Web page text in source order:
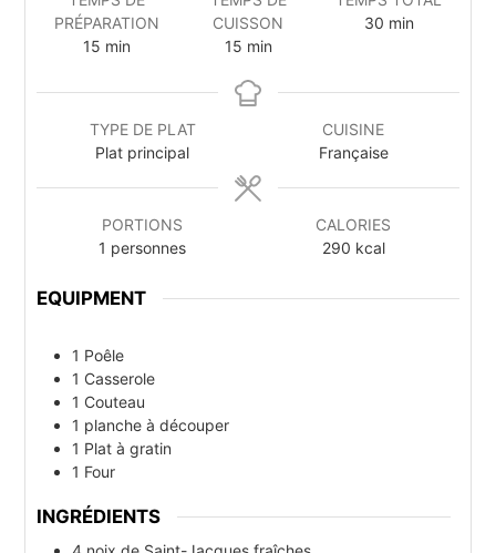
PRÉPARATION
15 minutes
min
CUISSON
15minutes
min
30minutes
min
TYPE DE PLAT
Plat principal
CUISINE
Française
PORTIONS
1 personnes
CALORIES
290 kcal
EQUIPMENT
1 Poêle
1 Casserole
1 Couteau
1 planche à découper
1 Plat à gratin
1 Four
INGRÉDIENTS